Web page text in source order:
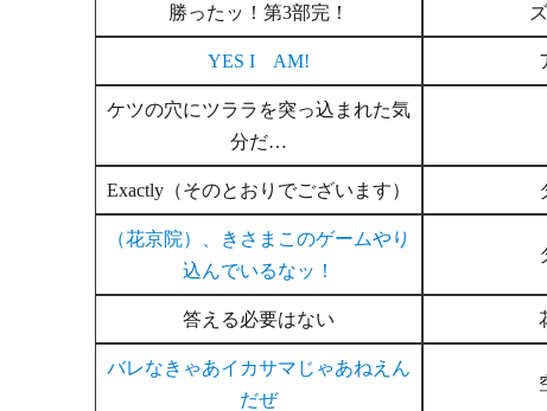
勝ったッ！第3部完！
YES I AM!
ケツの穴にツララを突っ込まれた気
分だ…
Exactly（そのとおりでございます）
（花京院）、きさまこのゲームやり
込んでいるなッ！
答える必要はない
バレなきゃあイカサマじゃあねえん
だぜ